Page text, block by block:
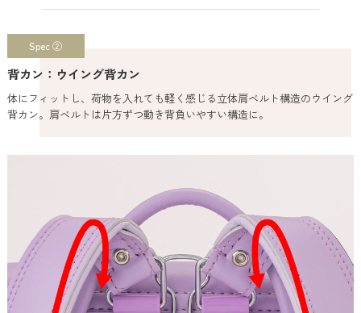
Spec ②
背カン：ウイング背カン
体にフィットし、荷物を入れても軽く感じる立体肩ベルト構造のウイング
背カン。肩ベルトは片方ずつ動き背負いやすい構造に。